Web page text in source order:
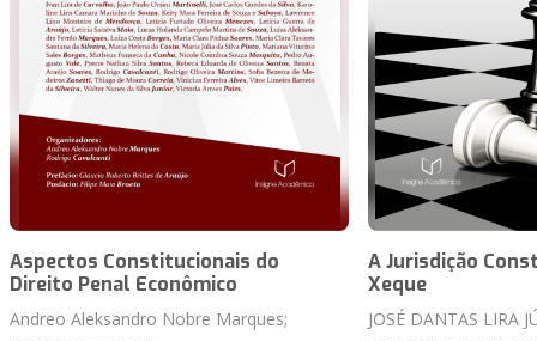
Aspectos Constitucionais do
Direito Penal Econômico
Andreo Aleksandro Nobre Marques;
A Jurisdição
Xeque
JOSÉ DANTAS LIRA